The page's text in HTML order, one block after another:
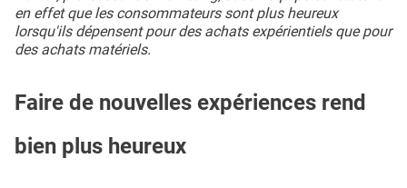
en effet que les consommateurs sont plus heureux
lorsqu'ils dépensent pour des achats expérientiels que pour
des achats matériels.
Faire de nouvelles expériences rend
bien plus heureux